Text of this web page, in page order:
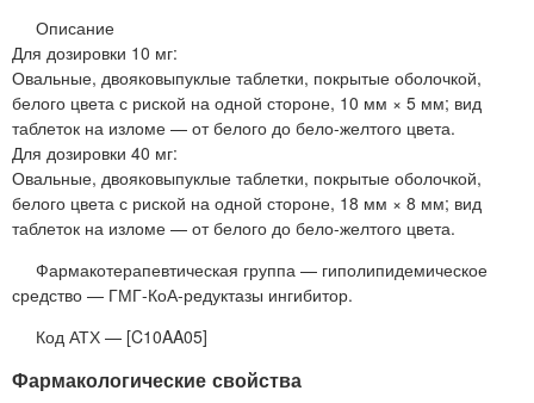
Описание
Для дозировки 10 мг:
Овальные, двояковыпуклые таблетки, покрытые оболочкой,
белого цвета с риской на одной стороне, 10 мм × 5 мм; вид
таблеток на изломе — от белого до бело-желтого цвета.
Для дозировки 40 мг:
Овальные, двояковыпуклые таблетки, покрытые оболочкой,
белого цвета с риской на одной стороне, 18 мм × 8 мм; вид
таблеток на изломе — от белого до бело-желтого цвета.
Фармакотерапевтическая группа — гиполипидемическое
средство — ГМГ-КоА-редуктазы ингибитор.
Код АТХ — [C10AA05]
Фармакологические свойства